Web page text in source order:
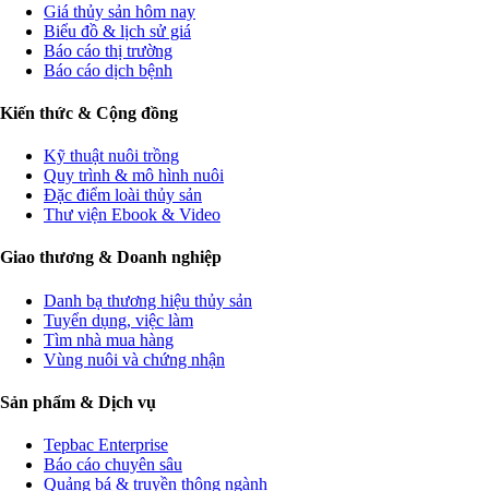
Giá thủy sản hôm nay
Biểu đồ & lịch sử giá
Báo cáo thị trường
Báo cáo dịch bệnh
Kiến thức & Cộng đồng
Kỹ thuật nuôi trồng
Quy trình & mô hình nuôi
Đặc điểm loài thủy sản
Thư viện Ebook & Video
Giao thương & Doanh nghiệp
Danh bạ thương hiệu thủy sản
Tuyển dụng, việc làm
Tìm nhà mua hàng
Vùng nuôi và chứng nhận
Sản phẩm & Dịch vụ
Tepbac Enterprise
Báo cáo chuyên sâu
Quảng bá & truyền thông ngành